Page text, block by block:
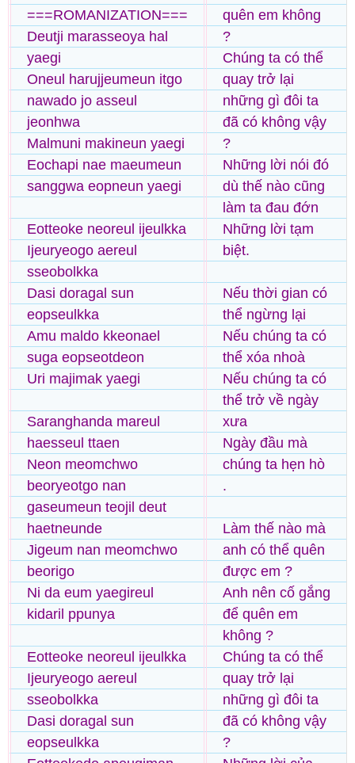
===ROMANIZATION===
Deutji marasseoya hal
yaegi
Oneul harujjeumeun itgo
nawado jo asseul
jeonhwa
Malmuni makineun yaegi
Eochapi nae maeumeun
sanggwa eopneun yaegi
Eotteoke neoreul ijeulkka
Ijeuryeogo aereul
sseobolkka
Dasi doragal sun
eopseulkka
Amu maldo kkeonael
suga eopseotdeon
Uri majimak yaegi
Saranghanda mareul
haesseul ttaen
Neon meomchwo
beoryeotgo nan
gaseumeun teojil deut
haetneunde
Jigeum nan meomchwo
beorigo
Ni da eum yaegireul
kidaril ppunya
Eotteoke neoreul ijeulkka
Ijeuryeogo aereul
sseobolkka
Dasi doragal sun
eopseulkka
quên em không
?
Chúng ta có thể
quay trở lại
những gì đôi ta
đã có không vậy
?
Những lời nói đó
dù thế nào cũng
làm ta đau đớn
Những lời tạm
biệt.
Nếu thời gian có
thể ngừng lại
Nếu chúng ta có
thể xóa nhoà
Nếu chúng ta có
thể trở về ngày
xưa
Ngày đầu mà
chúng ta hẹn hò
.
Làm thế nào mà
anh có thể quên
được em ?
Anh nên cố gắng
để quên em
không ?
Chúng ta có thể
quay trở lại
những gì đôi ta
đã có không vậy
?